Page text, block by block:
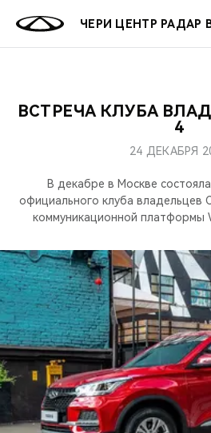
ЧЕРИ ЦЕНТР РАДАР
МОДЕЛИ
КРОССОВЕРЫ
СЕДАНЫ
НОВИНКИ
КРЕДИТ И СТРАХОВАНИЕ
ЗАПЧАСТИ И АКСЕССУАРЫ
CHERY CONNECT
МИР
О БРЕНДЕ
ЛЮДИ CHERY
БЛАГОТВОРИТЕЛЬНОСТЬ
CHERY REMOTE
CHERY И СПОРТ
АКЦИИ
ОНЛАЙН
КРЕДИТ
О
МЫ В СОЦСЕТЯХ
ВСТРЕЧА КЛУБА
4
24 ДЕКАБРЯ
В декабре в Москве
официального клуба владельцев
коммуникационной платформы